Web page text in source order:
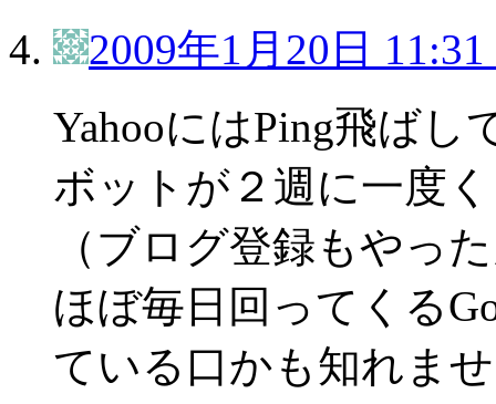
2009年1月20日
YahooにはPing飛ば
ボットが２週に一度
（ブログ登録もやっ
ほぼ毎日回ってくる
ている口かも知れま